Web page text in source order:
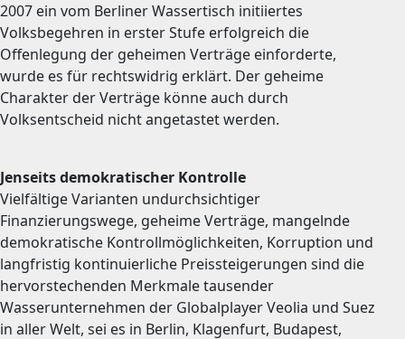
2007 ein vom Berliner Wassertisch initiiertes
Volksbegehren in erster Stufe erfolgreich die
Offenlegung der geheimen Verträge einforderte,
wurde es für rechtswidrig erklärt. Der geheime
Charakter der Verträge könne auch durch
Volksentscheid nicht angetastet werden.
Jenseits demokratischer Kontrolle
Vielfältige Varianten undurchsichtiger
Finanzierungswege, geheime Verträge, mangelnde
demokratische Kontrollmöglichkeiten, Korruption und
langfristig kontinuierliche Preissteigerungen sind die
hervorstechenden Merkmale tausender
Wasserunternehmen der Globalplayer Veolia und Suez
in aller Welt, sei es in Berlin, Klagenfurt, Budapest,